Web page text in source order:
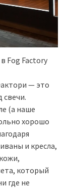
Fog Factory
— это
(а наше
хорошо
и кресла,
который
где не